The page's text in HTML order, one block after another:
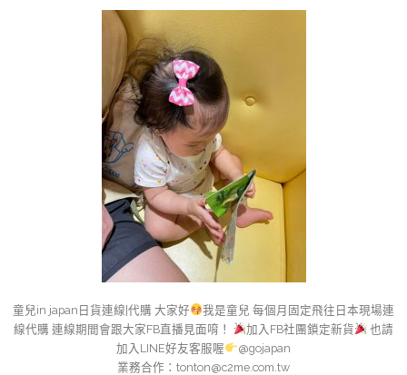
童兒in japan日貨連線|代購 大家好
我是童兒 每個月固定飛往日本現場連
線代購 連線期間會跟大家FB直播見面唷！
加入FB社團鎖定新貨
也請
加入LINE好友客服喔
@gojapan
業務合作： tonton@c2me.com.tw